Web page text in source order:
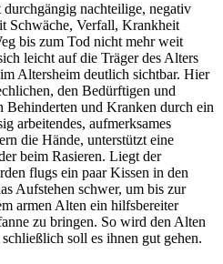
nachteilige, negativ
Schwäche, Verfall, Krankheit
bis zum Tod nicht mehr weit
leicht auf die Träger des Alters
Altersheim deutlich sichtbar. Hier
den Bedürftigen und
Behinderten und Kranken durch ein
arbeitendes, aufmerksames
die Hände, unterstützt eine
beim Rasieren. Liegt der
flugs ein paar Kissen in den
Aufstehen schwer, um bis zur
armen Alten ein hilfsbereiter
zu bringen. So wird den Alten
soll es ihnen gut gehen.